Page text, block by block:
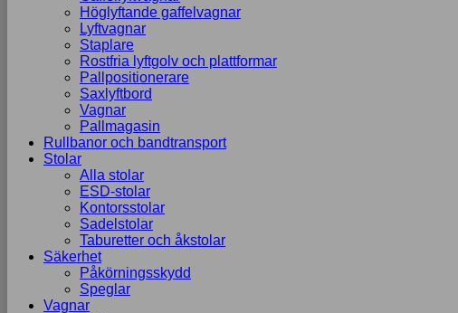
Höglyftande gaffelvagnar
Lyftvagnar
Staplare
Rostfria lyftgolv och plattformar
Pallpositionerare
Saxlyftbord
Vagnar
Pallmagasin
Rullbanor och bandtransport
Stolar
Alla stolar
ESD-stolar
Kontorsstolar
Sadelstolar
Taburetter och åkstolar
Säkerhet
Påkörningsskydd
Speglar
Vagnar